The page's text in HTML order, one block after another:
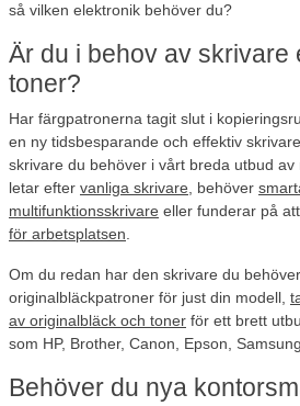
så vilken elektronik behöver du?
Är du i behov av skrivare
toner?
Har färgpatronerna tagit slut i
en ny tidsbesparande och effektiv
skrivare du behöver i vårt breda utbud av
letar efter vanliga skrivare , behöver
multifunktionsskrivare eller funderar på
för arbetsplatsen
Om du redan har den skrivare du
originalbläckpatroner för just din modell,
av originalbläck och toner för ett brett
som HP, Brother, Canon, Epson,
Behöver du nya